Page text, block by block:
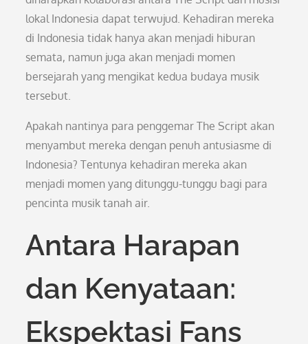
lokal Indonesia dapat terwujud. Kehadiran mereka
di Indonesia tidak hanya akan menjadi hiburan
semata, namun juga akan menjadi momen
bersejarah yang mengikat kedua budaya musik
tersebut.
Apakah nantinya para penggemar The Script akan
menyambut mereka dengan penuh antusiasme di
Indonesia? Tentunya kehadiran mereka akan
menjadi momen yang ditunggu-tunggu bagi para
pencinta musik tanah air.
Antara Harapan
dan Kenyataan:
Ekspektasi Fans